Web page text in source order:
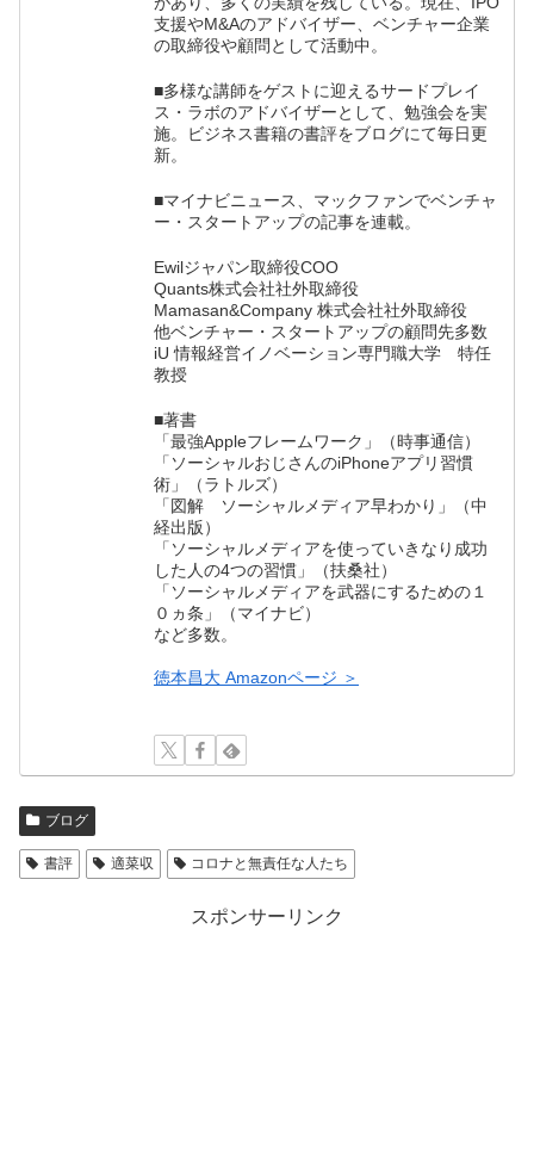
支援やM&Aのアドバイザー、ベンチャー企業
の取締役や顧問として活動中。
■多様な講師をゲストに迎えるサードプレイ
ス・ラボのアドバイザーとして、勉強会を実
施。ビジネス書籍の書評をブログにて毎日更
新。
■マイナビニュース、マックファンでベンチャ
ー・スタートアップの記事を連載。
Ewilジャパン取締役COO
Quants株式会社社外取締役
Mamasan&Company 株式会社社外取締役
他ベンチャー・スタートアップの顧問先多数
iU 情報経営イノベーション専門職大学 特任
教授
■著書
「最強Appleフレームワーク」（時事通信）
「ソーシャルおじさんのiPhoneアプリ習慣
術」（ラトルズ）
「図解 ソーシャルメディア早わかり」（中
経出版）
「ソーシャルメディアを使っていきなり成功
した人の4つの習慣」（扶桑社）
「ソーシャルメディアを武器にするための１
０ヵ条」（マイナビ）
など多数。
徳本昌大 Amazonページ ＞
ブログ
書評 適菜収 コロナと無責任な人たち
スポンサーリンク